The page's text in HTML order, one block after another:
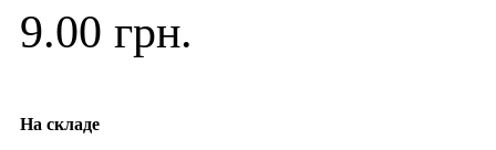
9.00 грн.
На складе